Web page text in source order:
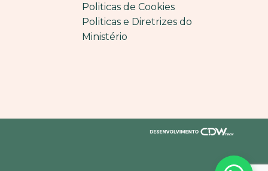
Politicas de Cookies
Politicas e Diretrizes do
Ministério